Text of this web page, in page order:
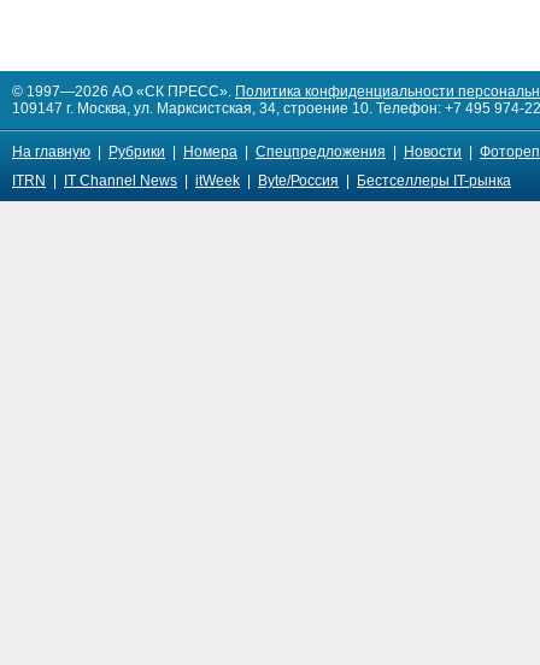
© 1997—2026 АО «СК ПРЕСС». Политика конфиденциальности
109147 г. Москва, ул. Марксистская, 34, строение 10. Телефон: +7 495 974-
На главную Рубрики Номера Спецпредложения Новости
ITRN
IT Channel News itWeek Byte/Россия Бестселлеры IT-рынка